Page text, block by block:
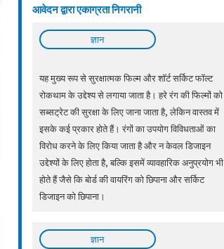
आवेदन द्वारा एकाग्रता निगरानी
ज्ञान
यह मुख्य रूप से सुरक्षात्मक फिल्म और शॉर्ट सर्किट फॉल्ट
रोकथाम के उद्देश्य से लगाया जाता है। हरे रंग की फिल्मों को
सब्सट्रेट की सुरक्षा के लिए जाना जाता है, लेकिन वास्तव में
इसके कई प्रकार होते हैं। रंगों का उपयोग विविधताओं का
विरोध करने के लिए किया जाता है और न केवल डिजाइन
उद्देश्यों के लिए होता है, बल्कि इसमें व्यावहारिक अनुप्रयोग भी
होते हैं जैसे कि बोर्ड की वायरिंग को छिपाना और सर्किट
डिजाइन को छिपाना।
ज्ञान